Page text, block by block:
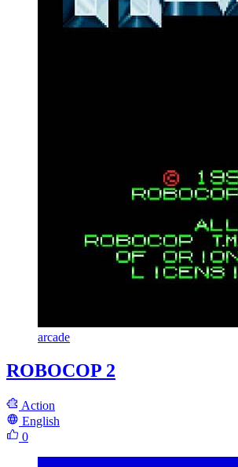
arcade
ROBOCOP 2
Action
English
0